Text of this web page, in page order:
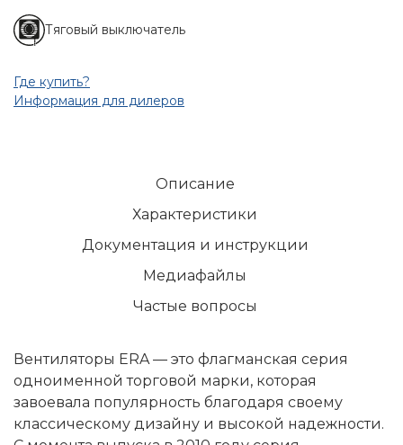
Тяговый выключатель
Где купить?
Информация для дилеров
Описание
Характеристики
Документация и инструкции
Медиафайлы
Частые вопросы
Вентиляторы ERA — это флагманская серия
одноименной торговой марки, которая
завоевала популярность благодаря своему
классическому дизайну и высокой надежности.